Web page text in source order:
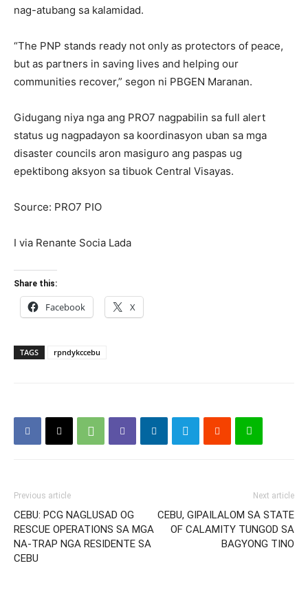
nag-atubang sa kalamidad.
“The PNP stands ready not only as protectors of peace,
but as partners in saving lives and helping our
communities recover,” segon ni PBGEN Maranan.
Gidugang niya nga ang PRO7 nagpabilin sa full alert
status ug nagpadayon sa koordinasyon uban sa mga
disaster councils aron masiguro ang paspas ug
epektibong aksyon sa tibuok Central Visayas.
Source: PRO7 PIO
I via Renante Socia Lada
Share this:
Facebook X
TAGS rpndykccebu
Previous article
CEBU: PCG NAGLUSAD OG
RESCUE OPERATIONS SA MGA
NA-TRAP NGA RESIDENTE SA
CEBU
Next article
CEBU, GIPAILALOM SA STATE
OF CALAMITY TUNGOD SA
BAGYONG TINO